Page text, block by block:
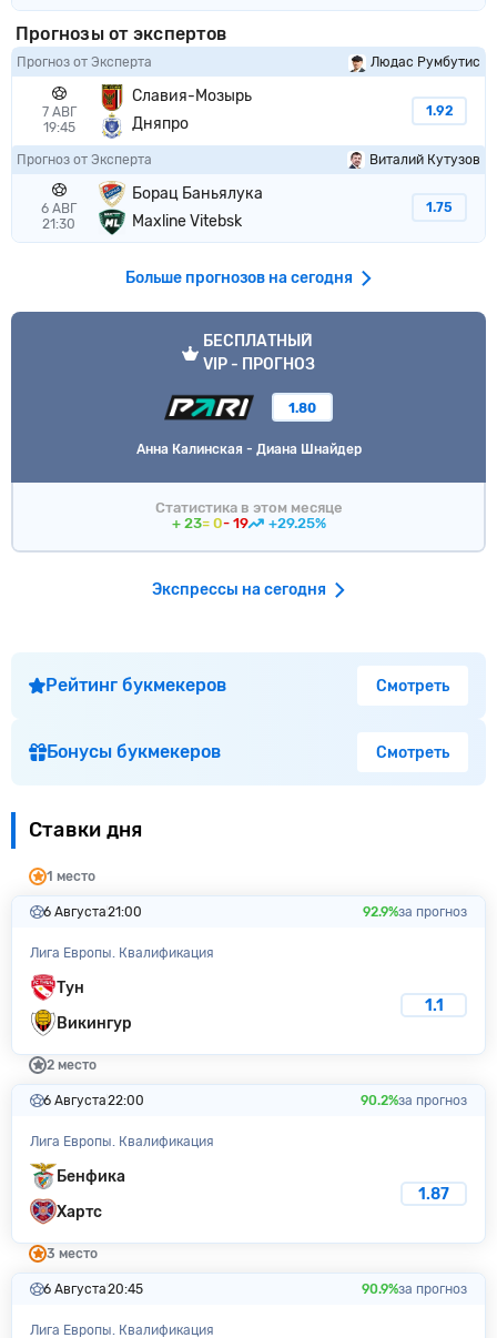
Прогнозы от экспертов
Прогноз от Эксперта Людас Румбутис
7 АВГ
19:45
Славия-Мозырь
Дняпро
1.92
Прогноз от Эксперта Виталий Кутузов
6 АВГ
21:30
Борац Баньялука
Maxline Vitebsk
1.75
Больше прогнозов на сегодня
VIP прогноз
БЕСПЛАТНЫЙ
VIP - ПРОГНОЗ
1.80
Анна Калинская - Диана Шнайдер
Статистика в этом месяце
+ 23= 0- 19 +29.25%
Экспрессы на сегодня
Рейтинг букмекеров Смотреть
Бонусы букмекеров Смотреть
Ставки дня
1 место
6 Августа21:00 92.9%за прогноз
Лига Европы. Квалификация
Тун
Викингур
1.1
2 место
6 Августа22:00 90.2%за прогноз
Лига Европы. Квалификация
Бенфика
Хартс
1.87
3 место
6 Августа20:45 90.9%за прогноз
Лига Европы. Квалификация